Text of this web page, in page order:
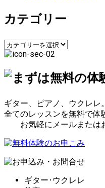
シ
ン
カテゴリー
カ
テ
リ
ギター、ピアノ、ウクレレ。
全てのレッスンを無料で体
お気軽にメールまたはお
ギター･ウクレレ